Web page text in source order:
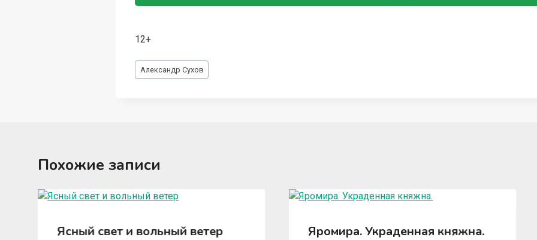
12+
Метки
записи:
Александр Сухов
Похожие записи
Ясный свет и вольный ветер Яромира. Украденная княжна.